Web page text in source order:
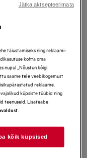
9
ja hoolitseb su riiete eest.
riided
täiustamiseks ning reklaami-
kohta oma
nupul „Nõustun kõigi
saameteieveebikogemust
reklaame.
küpsiste tüübid ning
teenuseid. Lisateabe
.
kõik küpsised
Jätka aktsepteerimata